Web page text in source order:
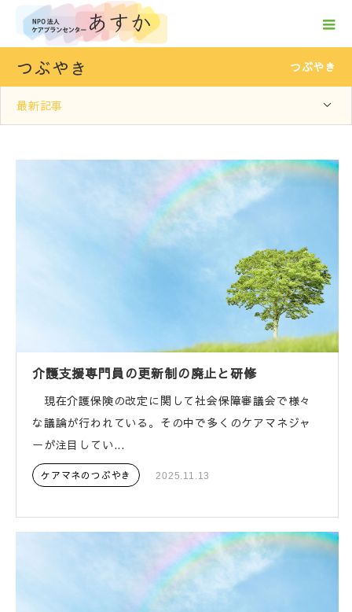
つぶやき つぶやき
最新記事
介護支援専門員の更新制の廃止と研修
現在介護保険の改定に関して社会保障審議会で様々
な議論が行われている。その中で多くのケアマネジャ
ーが注目してい...
ケアマネのつぶやき 2025.11.13